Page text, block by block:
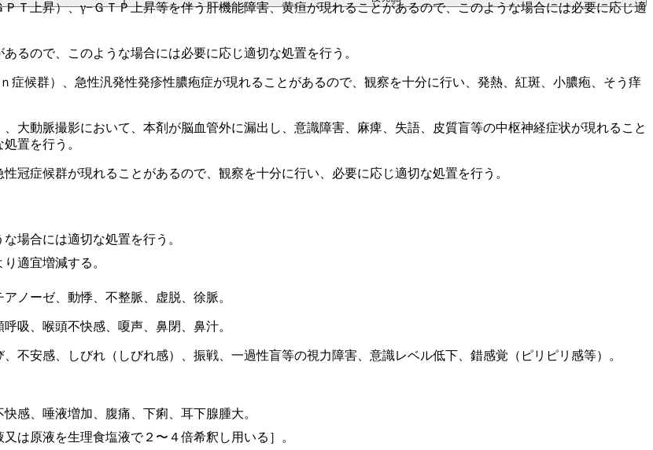
Ｔ上昇）、γ−ＧＴＰ上昇等を伴う肝機能障害、黄疸が現れることがあるので、このような場合には必要に応じ適
るので、このような場合には必要に応じ適切な処置を行う。
症候群）、急性汎発性発疹性膿疱症が現れることがあるので、観察を十分に行い、発熱、紅斑、小膿疱、そう痒
大動脈撮影において、本剤が脳血管外に漏出し、意識障害、麻痺、失語、皮質盲等の中枢神経症状が現れること
置を行う。
冠症候群が現れることがあるので、観察を十分に行い、必要に応じ適切な処置を行う。
場合には適切な処置を行う。
ノーゼ、動悸、不整脈、虚脱、徐脈。
吸、喉頭不快感、嗄声、鼻閉、鼻汁。
不安感、しびれ（しびれ感）、振戦、一過性盲等の視力障害、意識レベル低下、錯感覚（ピリピリ感等）。
感、唾液増加、腹痛、下痢、耳下腺腫大。
適宜増減する。
は原液を生理食塩液で２〜４倍希釈し用いる］。